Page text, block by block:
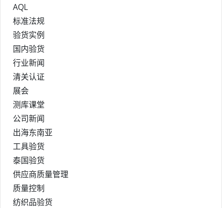
AQL
标准法规
验货实例
国内验货
行业新闻
清关认证
展会
测库课堂
公司新闻
出海东南亚
工具验货
泰国验货
供应商质量管理
质量控制
纺织品验货